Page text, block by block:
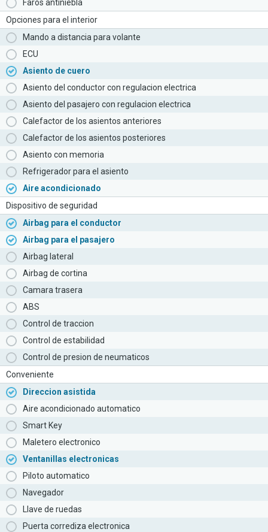
Faros antiniebla
Opciones para el interior
Mando a distancia para volante
ECU
Asiento de cuero
Asiento del conductor con regulacion electrica
Asiento del pasajero con regulacion electrica
Calefactor de los asientos anteriores
Calefactor de los asientos posteriores
Asiento con memoria
Refrigerador para el asiento
Aire acondicionado
Dispositivo de seguridad
Airbag para el conductor
Airbag para el pasajero
Airbag lateral
Airbag de cortina
Camara trasera
ABS
Control de traccion
Control de estabilidad
Control de presion de neumaticos
Conveniente
Direccion asistida
Aire acondicionado automatico
Smart Key
Maletero electronico
Ventanillas electronicas
Piloto automatico
Navegador
Llave de ruedas
Puerta corrediza electronica